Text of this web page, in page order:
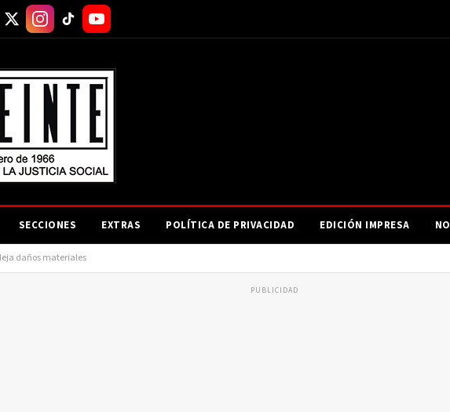
SECCIONES EXTRAS POLÍTICA DE PRIVACIDAD EDICIÓN IMPRESA
daños materiales
PUBLICIDAD